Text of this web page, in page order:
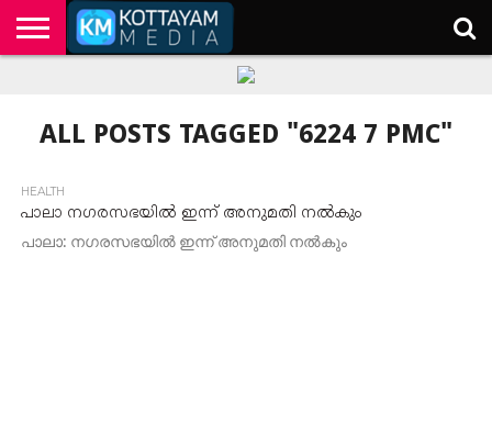
ALL POSTS TAGGED "6224 7 PMC"
HEALTH
പാലാ നഗരസഭയിൽ ഇന്ന് അനുമതി നൽകും
പാലാ: നഗരസഭയിൽ ഇന്ന് അനുമതി നൽകും